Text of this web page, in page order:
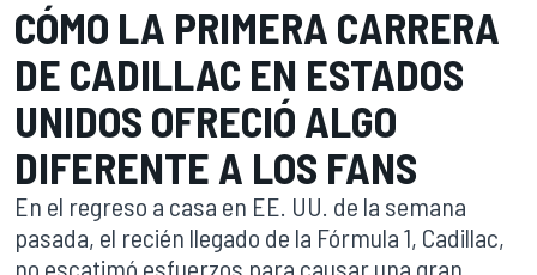
CÓMO LA PRIMERA CARRERA
DE CADILLAC EN ESTADOS
UNIDOS OFRECIÓ ALGO
DIFERENTE A LOS FANS
En el regreso a casa en EE. UU. de la semana
pasada, el recién llegado de la Fórmula 1, Cadillac,
no escatimó esfuerzos para causar una gran